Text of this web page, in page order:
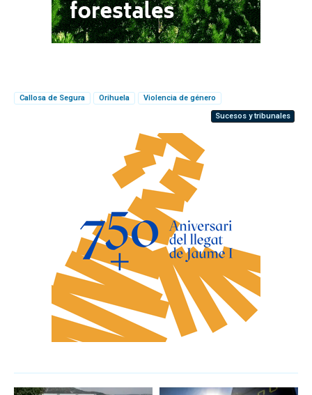
Callosa de Segura Orihuela
Violencia de género
Sucesos y tribunales